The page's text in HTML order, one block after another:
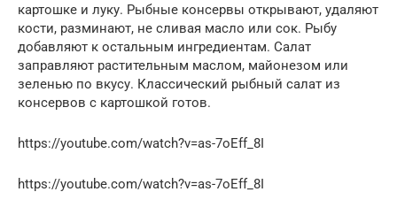
картошке и луку. Рыбные консервы открывают, удаляют
кости, разминают, не сливая масло или сок. Рыбу
добавляют к остальным ингредиентам. Салат
заправляют растительным маслом, майонезом или
зеленью по вкусу. Классический рыбный салат из
консервов с картошкой готов.
https://youtube.com/watch?v=as-7oEff_8I
https://youtube.com/watch?v=as-7oEff_8I